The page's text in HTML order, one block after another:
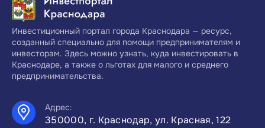
Инвестиционный портал города Краснодара — ресурс,
созданный специально для помощи предпринимателям и
инвесторам. Здесь можно узнать, куда инвестировать в
Краснодаре, а также о льготах для малого и среднего
предпринимательства.
Адрес:
350000, г. Краснодар, ул. Красная, 122